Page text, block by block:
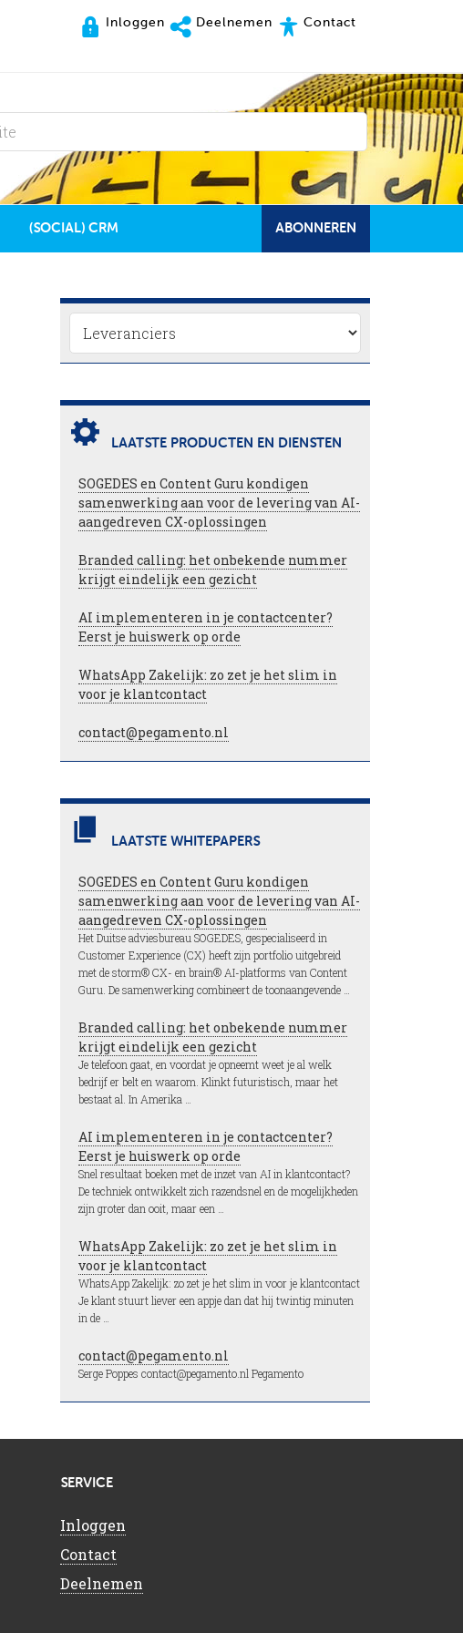
Inloggen Deelnemen Contact
(SOCIAL) CRM ABONNEREN
LAATSTE PRODUCTEN EN DIENSTEN
SOGEDES en Content Guru kondigen
samenwerking aan voor de levering van AI-
aangedreven CX-oplossingen
Branded calling: het onbekende nummer
krijgt eindelijk een gezicht
AI implementeren in je contactcenter?
Eerst je huiswerk op orde
WhatsApp Zakelijk: zo zet je het slim in
voor je klantcontact
contact@pegamento.nl
LAATSTE WHITEPAPERS
SOGEDES en Content Guru kondigen
samenwerking aan voor de levering van AI-
aangedreven CX-oplossingen
Het Duitse adviesbureau SOGEDES, gespecialiseerd in
Customer Experience (CX) heeft zijn portfolio uitgebreid
met de storm® CX- en brain® AI-platforms van Content
Guru. De samenwerking combineert de toonaangevende …
Branded calling: het onbekende nummer
krijgt eindelijk een gezicht
Je telefoon gaat, en voordat je opneemt weet je al welk
bedrijf er belt en waarom. Klinkt futuristisch, maar het
bestaat al. In Amerika …
AI implementeren in je contactcenter?
Eerst je huiswerk op orde
Snel resultaat boeken met de inzet van AI in klantcontact?
De techniek ontwikkelt zich razendsnel en de mogelijkheden
zijn groter dan ooit, maar een …
WhatsApp Zakelijk: zo zet je het slim in
voor je klantcontact
WhatsApp Zakelijk: zo zet je het slim in voor je klantcontact
Je klant stuurt liever een appje dan dat hij twintig minuten
in de …
contact@pegamento.nl
Serge Poppes contact@pegamento.nl Pegamento
SERVICE
Inloggen
Contact
Deelnemen